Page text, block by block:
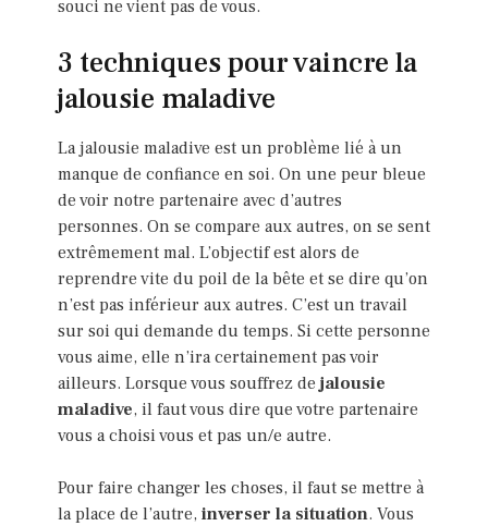
souci ne vient pas de vous.
3 techniques pour vaincre la
jalousie maladive
La jalousie maladive est un problème lié à un
manque de confiance en soi. On une peur bleue
de voir notre partenaire avec d’autres
personnes. On se compare aux autres, on se sent
extrêmement mal. L’objectif est alors de
reprendre vite du poil de la bête et se dire qu’on
n’est pas inférieur aux autres. C’est un travail
sur soi qui demande du temps. Si cette personne
vous aime, elle n’ira certainement pas voir
ailleurs. Lorsque vous souffrez de jalousie
maladive, il faut vous dire que votre partenaire
vous a choisi vous et pas un/e autre.
Pour faire changer les choses, il faut se mettre à
la place de l’autre, inverser la situation. Vous